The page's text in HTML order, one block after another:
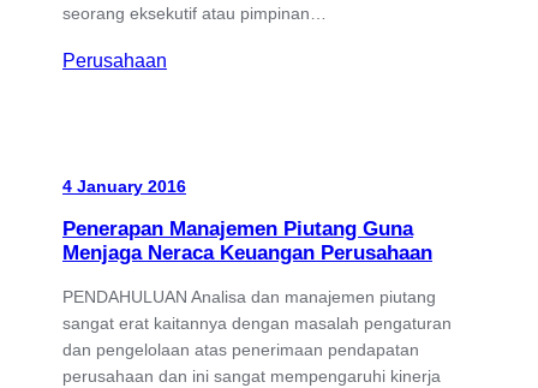
seorang eksekutif atau pimpinan…
Perusahaan
4 January 2016
Penerapan Manajemen Piutang Guna
Menjaga Neraca Keuangan Perusahaan
PENDAHULUAN Analisa dan manajemen piutang
sangat erat kaitannya dengan masalah pengaturan
dan pengelolaan atas penerimaan pendapatan
perusahaan dan ini sangat mempengaruhi kinerja